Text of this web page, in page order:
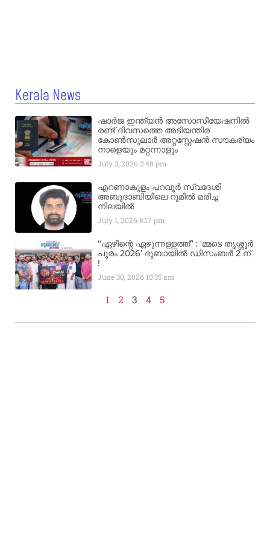
Kerala News
ഷാർജ ഇന്ത്യൻ അസോസിയേഷനിൽ
രണ്ട് ദിവസത്തെ അടിയന്തിര
കോൺസുലാർ അറ്റസ്റ്റേഷൻ സൗകര്യം
നാളെയും മറ്റന്നാളും
July 3, 20262:48 pm
എറണാകുളം പറവൂർ സ്വദേശി
അബുദാബിയിലെ റൂമിൽ മരിച്ച
നിലയിൽ
July 1, 20268:17 pm
“ഏഴിന്റെ ഏഴുന്നള്ളത്ത്” : ‘മ്മടെ തൃശ്ശൂർ
പൂരം 2026’ ദുബായിൽ ഡിസംബർ 2 ന്
!
June 30, 2026 10:35 am
1 2 3 4 5